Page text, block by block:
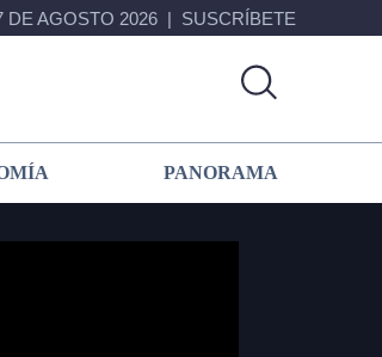
DE AGOSTO 2026 SUSCRÍBETE
PANORAMA